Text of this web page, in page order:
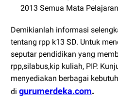
2013 Semua Mata
Demikianlah informasi
tentang rpp k13 SD. Untuk
seputar pendidikan yang
rpp,silabus,kip kuliah, PIP.
menyediakan berbagai
di gurumerdeka.com.